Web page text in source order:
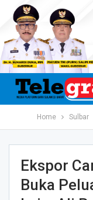
Home Sulbar
Ekspor
Buka